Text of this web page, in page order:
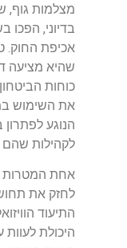
מצלמות גוף,
בדיוני, הפכו
אכיפת החוק.
שהיא מציעה
כוחות
את השימוש
הנוגע לפתרון
לקהילות
אחת המטרות
לחזק את
התיעוד
היכולת